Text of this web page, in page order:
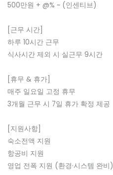
500만원 + @% ~ (인센티브)
[근무 시간]
하루 10시간 근무
식사시간 제외 시 실근무 9시간
[휴무 & 휴가]
매주 일요일 고정 휴무
3개월 근무 시 7일 휴가 확정 제공
[지원사항]
숙소전액 지원
항공비 지원
영업 전폭 지원 (환경·시스템 완비)